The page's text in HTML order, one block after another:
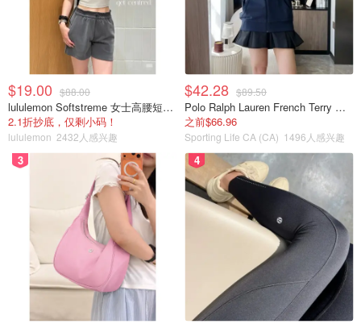
：
非常有诚意的一款面膜呀，面膜纸采用了以色列进口膜布，
达到了婴幼儿皮肤使用标准，所以即使是敏感肌或者换季过
敏用着都不会有负担。
面膜使用很有趣，采用了“先面膜、后精华”两步法，先敷15
分钟的面膜，摘掉之后倒出蓝色的精华液。面膜用起来有一
丢淡香味，很温和不刺激，即时的补水和提亮效果都挺好
的。用完第二步骤的蓝色精华液，当晚我直接去睡觉啦，第
二天皮肤看着格外有一些水润和通透。
喜爱度/推荐度：🌟🌟🌟🌟🌟
$19.00 $88.00
lululemon Softstreme 女士高腰短裤 10cm
2.1折抄底，仅剩小码！
lululemon 2432人感兴趣
$42.28 $89.50
Polo Ralph Lauren French Terry 女童连帽卫衣 7-16码
之前$66.96
Sporting Life CA (CA) 1496人感兴趣
3 4